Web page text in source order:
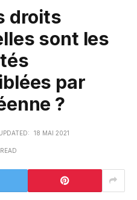
droits
sont les
par
?
18 MAI 2021